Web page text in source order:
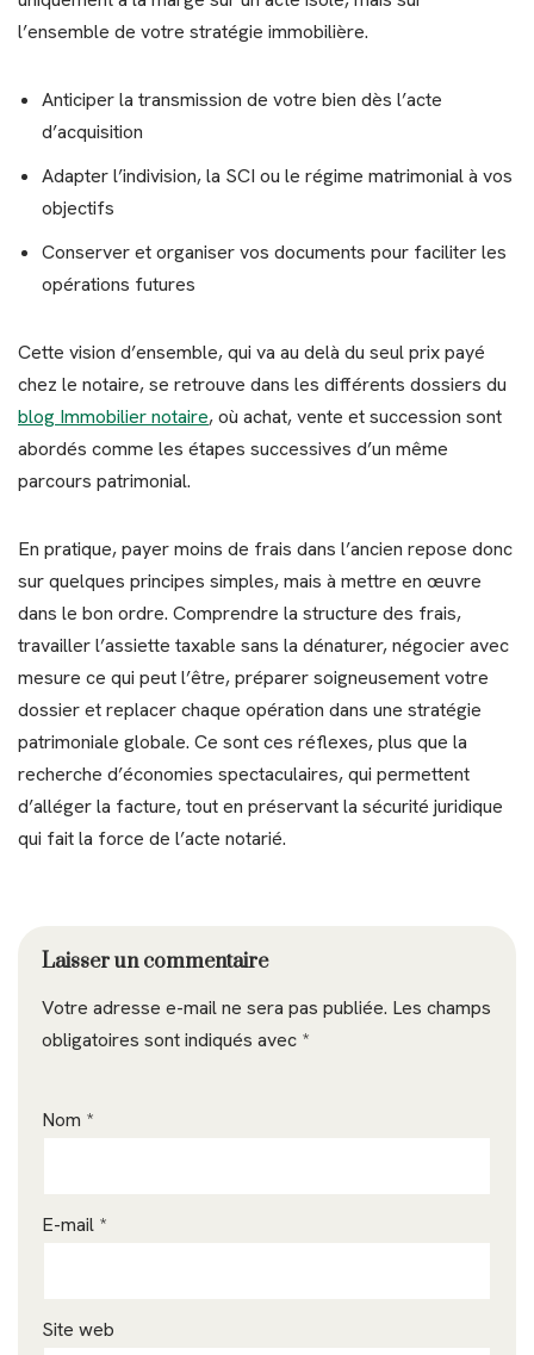
l’ensemble de votre stratégie immobilière.
Anticiper la transmission de votre bien dès l’acte
d’acquisition
Adapter l’indivision, la SCI ou le régime matrimonial à vos
objectifs
Conserver et organiser vos documents pour faciliter les
opérations futures
Cette vision d’ensemble, qui va au delà du seul prix payé
chez le notaire, se retrouve dans les différents dossiers du
blog Immobilier notaire, où achat, vente et succession sont
abordés comme les étapes successives d’un même
parcours patrimonial.
En pratique, payer moins de frais dans l’ancien repose donc
sur quelques principes simples, mais à mettre en œuvre
dans le bon ordre. Comprendre la structure des frais,
travailler l’assiette taxable sans la dénaturer, négocier avec
mesure ce qui peut l’être, préparer soigneusement votre
dossier et replacer chaque opération dans une stratégie
patrimoniale globale. Ce sont ces réflexes, plus que la
recherche d’économies spectaculaires, qui permettent
d’alléger la facture, tout en préservant la sécurité juridique
qui fait la force de l’acte notarié.
Laisser un commentaire
Votre adresse e-mail ne sera pas publiée. Les champs
obligatoires sont indiqués avec *
Nom *
E-mail *
Site web